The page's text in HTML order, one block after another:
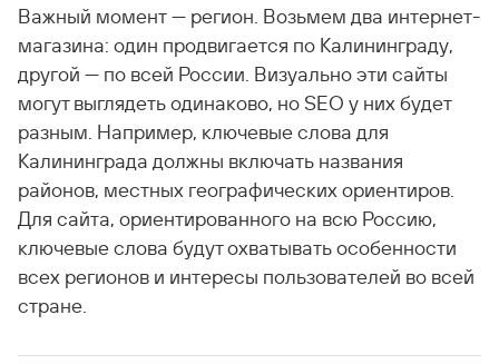
Важный момент — регион. Возьмем два интернет-
магазина: один продвигается по Калининграду,
другой — по всей России. Визуально эти сайты
могут выглядеть одинаково, но SEO у них будет
разным. Например, ключевые слова для
Калининграда должны включать названия
районов, местных географических ориентиров.
Для сайта, ориентированного на всю Россию,
ключевые слова будут охватывать особенности
всех регионов и интересы пользователей во всей
стране.